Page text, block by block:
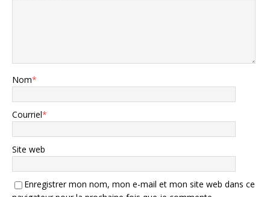
Nom*
Courriel*
Site web
Enregistrer mon nom, mon e-mail et mon site web dans ce